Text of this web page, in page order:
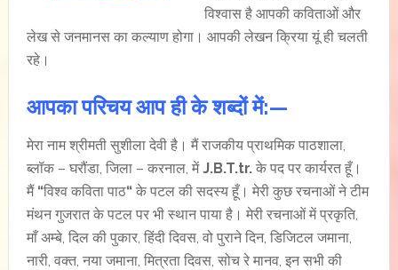
विश्वास है आपकी कविताओं और
लेख से जनमानस का कल्याण होगा। आपकी लेखन क्रिया यूं ही चलती
रहे।
आपका परिचय आप ही के शब्दों में:—
मेरा नाम श्रीमती सुशीला देवी है। मैं राजकीय प्राथमिक पाठशाला,
ब्लॉक – घरौंडा, जिला – करनाल, मेंJ.B.T.tr.के पद पर कार्यरत हूँ।
मैं “विश्व कविता पाठ“के पटल की सदस्य हूँ। मेरी कुछ रचनाओं ने टीम
मंथन गुजरात के पटल पर भी स्थान पाया है। मेरी रचनाओं में प्रकृति,
माँ अम्बे, दिल की पुकार, हिंदी दिवस, वो पुराने दिन, डिजिटल जमाना,
नारी, वक्त, नया जमाना, मित्रता दिवस, सोच रे मानव, इन सभी की